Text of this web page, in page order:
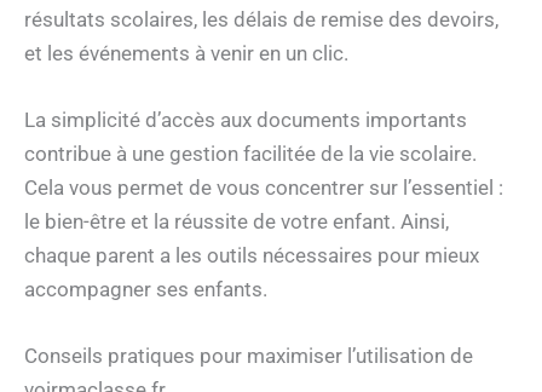
résultats scolaires, les délais de remise des devoirs,
et les événements à venir en un clic.
La simplicité d’accès aux documents importants
contribue à une gestion facilitée de la vie scolaire.
Cela vous permet de vous concentrer sur l’essentiel :
le bien-être et la réussite de votre enfant. Ainsi,
chaque parent a les outils nécessaires pour mieux
accompagner ses enfants.
Conseils pratiques pour maximiser l’utilisation de